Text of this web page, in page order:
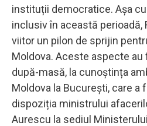
instituții democratice. Așa
inclusiv în această perioadă,
viitor un pilon de sprijin
Moldova. Aceste aspecte
după-masă, la cunoștința
Moldova la București, care a
dispoziția ministrului
Aurescu la sediul